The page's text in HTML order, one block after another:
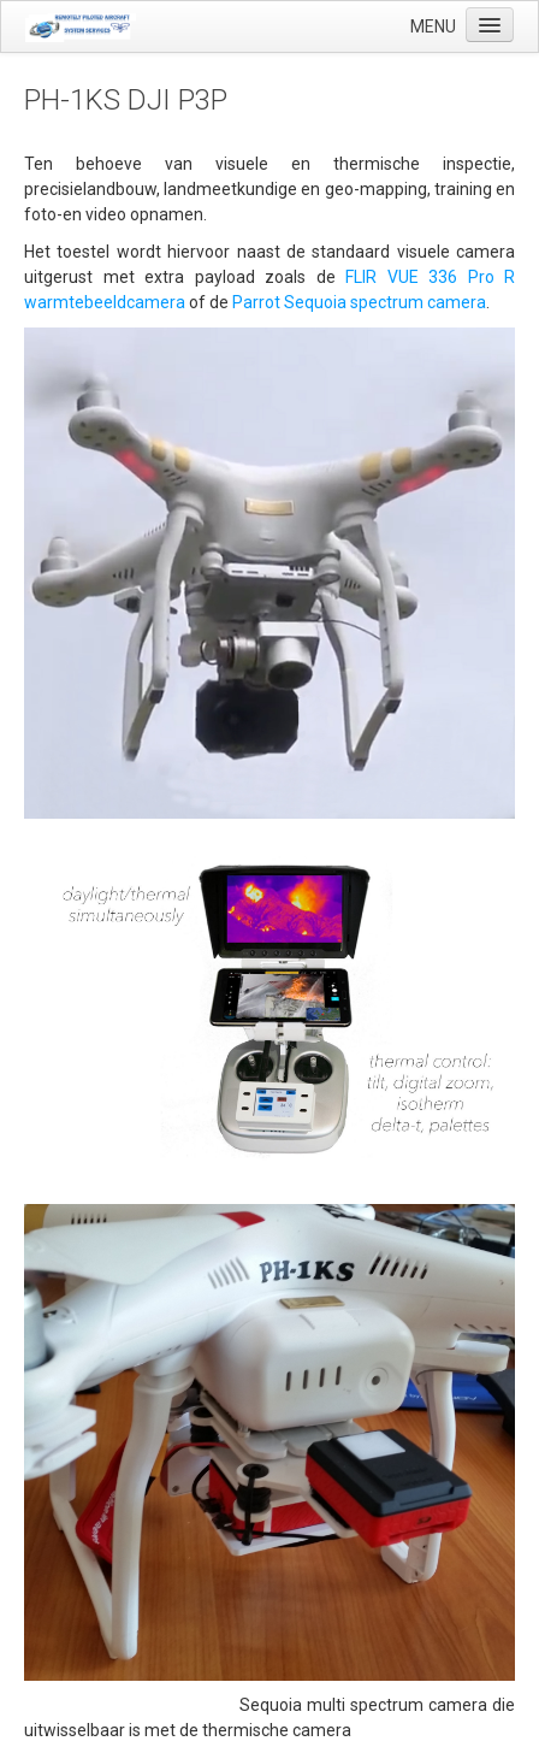
MENU
Start
Toepassingen
Precisielandbouw
Landmeetkundige en geo-mapping
Luchthaven inspecties
Olie & Gas inspectie
Tank inspectie
Industriële inspectie
Inspectie infrastructuur
Inspectie windmolens
Inspectie hoogspanningsmasten
Mast inspectie
Thermische inspectie
Luchtvaartuigen
PH-5VU DJI Mavic 2 Ent DUAL
PH-8MF Acecore ZOE
Dataverwerking van luchtopnames
Vliegen in gecontroleerd luchtruim
Detect and avoid - ADS-B
uAvionix EU Webshop
Portfolio
Nieuws
Contact
Algemene Voorwaarden
PH-1KS DJI P3P
Ten behoeve van visuele en thermische inspectie,
precisielandbouw, landmeetkundige en geo-mapping, training en
foto-en video opnamen.
Het toestel wordt hiervoor naast de standaard visuele camera
uitgerust met extra payload zoals de
FLIR VUE 336 Pro R
warmtebeeldcamera of de Parrot Sequoia spectrum camera
Sequoia multi spectrum camera die
uitwisselbaar is met de thermische camera